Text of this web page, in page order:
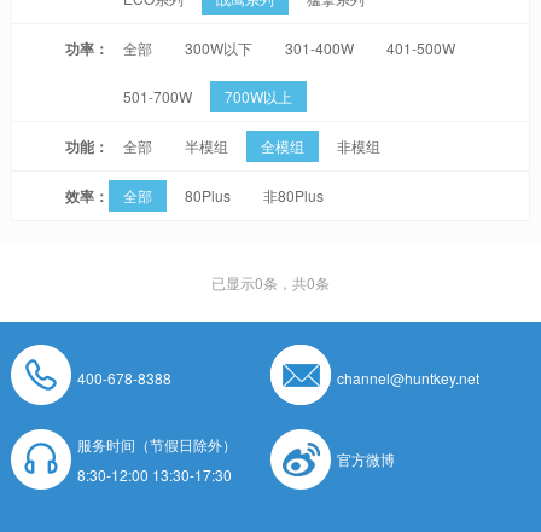
功率： 全部 300W以下 301-400W 401-500W
501-700W 700W以上
功能： 全部 半模组 全模组 非模组
效率： 全部 80Plus 非80Plus
已显示0条，共0条
400-678-8388 channel@huntkey.net
服务时间（节假日除外）
8:30-12:00 13:30-17:30
官方微博